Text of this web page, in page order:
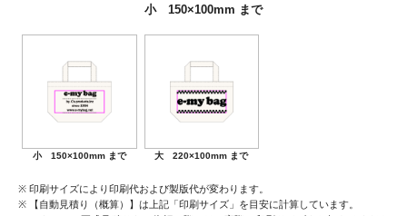
小 150×100mm まで
大 220×100mm まで
小 150×100mm まで 大 220×100mm まで
印刷サイズにより印刷代および製版代が変わります。
【自動見積り（概算）】は上記「印刷サイズ」を目安に計算しています。